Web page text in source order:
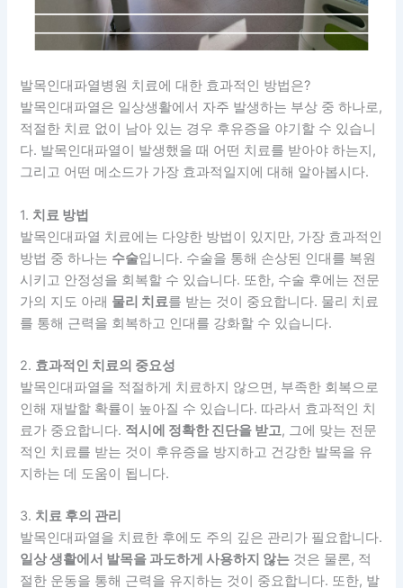
발목인대파열병원 치료에 대한 효과적인 방법은?
발목인대파열은 일상생활에서 자주 발생하는 부상 중 하나로,
적절한 치료 없이 남아 있는 경우 후유증을 야기할 수 있습니
다. 발목인대파열이 발생했을 때 어떤 치료를 받아야 하는지,
그리고 어떤 메소드가 가장 효과적일지에 대해 알아봅시다.
1. 치료 방법
발목인대파열 치료에는 다양한 방법이 있지만, 가장 효과적인
방법 중 하나는 수술입니다. 수술을 통해 손상된 인대를 복원
시키고 안정성을 회복할 수 있습니다. 또한, 수술 후에는 전문
가의 지도 아래 물리 치료를 받는 것이 중요합니다. 물리 치료
를 통해 근력을 회복하고 인대를 강화할 수 있습니다.
2. 효과적인 치료의 중요성
발목인대파열을 적절하게 치료하지 않으면, 부족한 회복으로
인해 재발할 확률이 높아질 수 있습니다. 따라서 효과적인 치
료가 중요합니다. 적시에 정확한 진단을 받고, 그에 맞는 전문
적인 치료를 받는 것이 후유증을 방지하고 건강한 발목을 유
지하는 데 도움이 됩니다.
3. 치료 후의 관리
발목인대파열을 치료한 후에도 주의 깊은 관리가 필요합니다.
일상 생활에서 발목을 과도하게 사용하지 않는 것은 물론, 적
절한 운동을 통해 근력을 유지하는 것이 중요합니다. 또한, 발